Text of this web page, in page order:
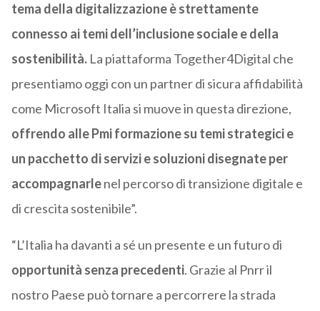
tema della digitalizzazione è strettamente
connesso ai temi dell’inclusione sociale e della
sostenibilità.La piattaforma Together4Digital che
presentiamo oggi con un partner di sicura affidabilità
come Microsoft Italia si muove in questa direzione,
offrendo alle Pmi formazione su temi strategici e
un pacchetto di servizi e soluzioni disegnate per
accompagnarlenel percorso di transizione digitale e
di crescita sostenibile”.
“L’Italia ha davanti a sé un presente e un futuro di
opportunità senza precedenti. Grazie al Pnrr il
nostro Paese può tornare a percorrere la strada